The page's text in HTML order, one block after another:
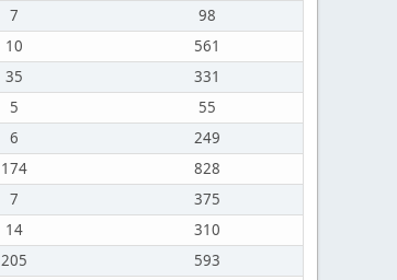
7
98
10
561
35
331
5
55
6
249
174
828
7
375
14
310
205
593